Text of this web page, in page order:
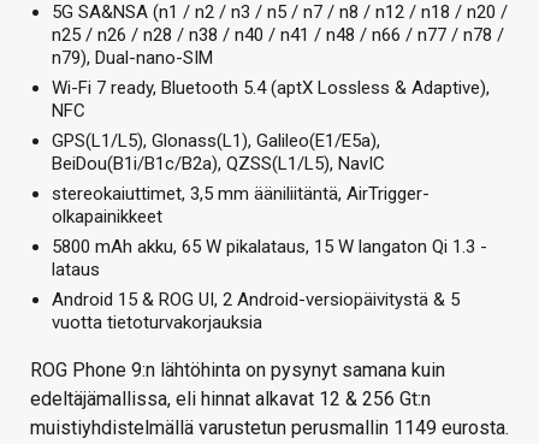
5G SA&NSA (n1 / n2 / n3 / n5 / n7 / n8 / n12 / n18 / n20 /
n25 / n26 / n28 / n38 / n40 / n41 / n48 / n66 / n77 / n78 /
n79), Dual-nano-SIM
Wi-Fi 7 ready, Bluetooth 5.4 (aptX Lossless & Adaptive),
NFC
GPS(L1/L5), Glonass(L1), Galileo(E1/E5a),
BeiDou(B1i/B1c/B2a), QZSS(L1/L5), NavIC
stereokaiuttimet, 3,5 mm ääniliitäntä, AirTrigger-
olkapainikkeet
5800 mAh akku, 65 W pikalataus, 15 W langaton Qi 1.3 -
lataus
Android 15 & ROG UI, 2 Android-versiopäivitystä & 5
vuotta tietoturvakorjauksia
ROG Phone 9:n lähtöhinta on pysynyt samana kuin
edeltäjämallissa, eli hinnat alkavat 12 & 256 Gt:n
muistiyhdistelmällä varustetun perusmallin 1149 eurosta.